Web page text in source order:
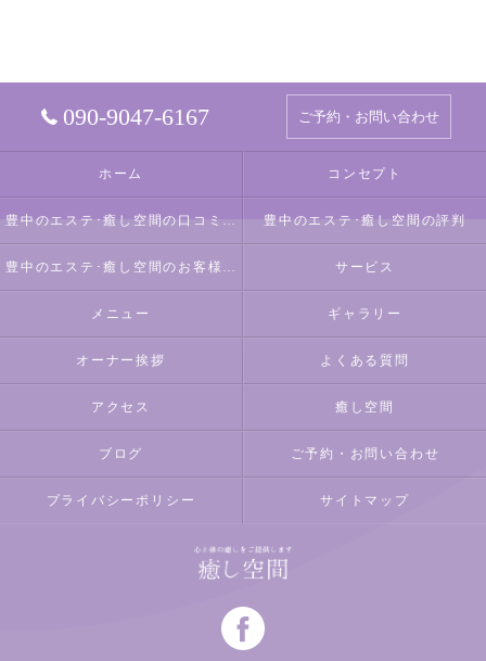
090-9047-6167 ご予約・お問い合わせ
ホーム コンセプト
豊中のエステ･癒し空間の口コミ情報 豊中のエステ･癒し空間の評判
豊中のエステ･癒し空間のお客様の声 サービス
メニュー ギャラリー
オーナー挨拶 よくある質問
アクセス 癒し空間
ブログ ご予約・お問い合わせ
プライバシーポリシー サイトマップ